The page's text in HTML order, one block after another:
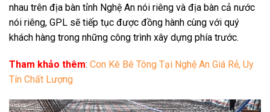
nhau trên địa bàn tỉnh Nghệ An nói riêng và địa bàn cả nước
nói riêng, GPL sẽ tiếp tục được đồng hành cùng với quý
khách hàng trong những công trình xây dựng phía trước.
Tham khảo thêm: Con Kê Bê Tông Tại Nghệ An Giá Rẻ, Uy
Tín Chất Lượng